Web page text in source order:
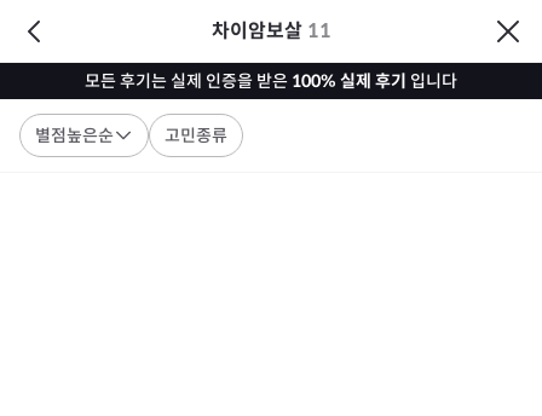
차이암보살 11
모든 후기는 실제 인증을 받은 100% 실제 후기 입니다
별점높은순 고민종류